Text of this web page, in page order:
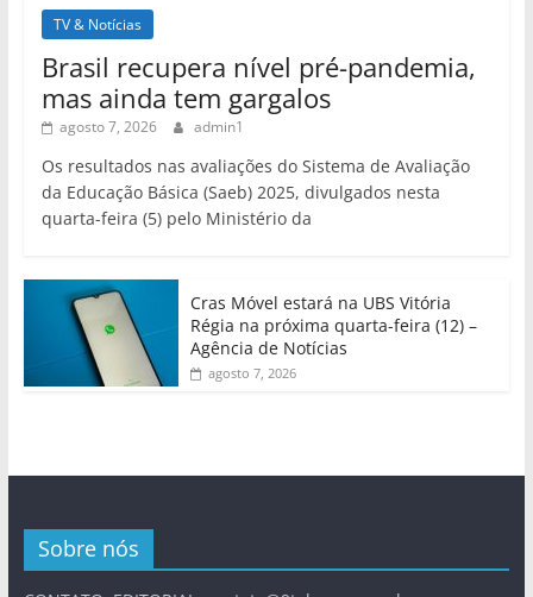
TV & Notícias
Brasil recupera nível pré-pandemia,
mas ainda tem gargalos
agosto 7, 2026 admin1
Os resultados nas avaliações do Sistema de Avaliação
da Educação Básica (Saeb) 2025, divulgados nesta
quarta-feira (5) pelo Ministério da
Cras Móvel estará na UBS Vitória
Régia na próxima quarta-feira (12) –
Agência de Notícias
agosto 7, 2026
Sobre nós